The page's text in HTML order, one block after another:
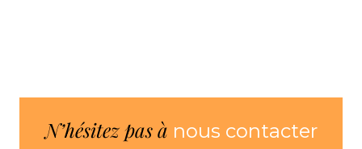
N’hésitez pas à nous contacter